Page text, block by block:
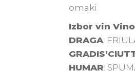
omaki
Izbor vin
DRAGA:
HUMAR: